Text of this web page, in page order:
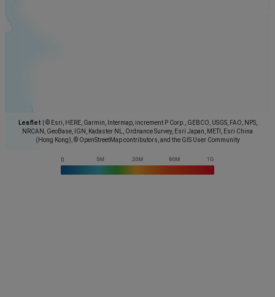
Leaflet
© Esri, HERE, Garmin, Intermap, increment P Corp., GEBCO, USGS, FAO, NPS,
NRCAN, GeoBase, IGN, Kadaster NL, Ordnance Survey, Esri Japan, METI, Esri China
(Hong Kong), © OpenStreetMap contributors, and the GIS User Community